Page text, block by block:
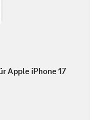
Apple iPhone 17